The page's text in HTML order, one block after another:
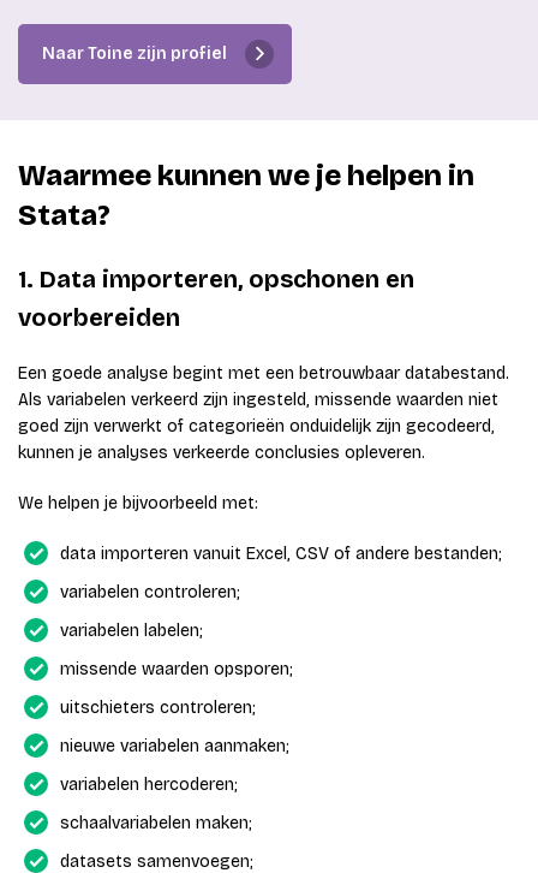
Naar Toine zijn profiel
Waarmee kunnen we je helpen in
Stata?
1. Data importeren, opschonen en
voorbereiden
Een goede analyse begint met een betrouwbaar databestand.
Als variabelen verkeerd zijn ingesteld, missende waarden niet
goed zijn verwerkt of categorieën onduidelijk zijn gecodeerd,
kunnen je analyses verkeerde conclusies opleveren.
We helpen je bijvoorbeeld met:
data importeren vanuit Excel, CSV of andere bestanden;
variabelen controleren;
variabelen labelen;
missende waarden opsporen;
uitschieters controleren;
nieuwe variabelen aanmaken;
variabelen hercoderen;
schaalvariabelen maken;
datasets samenvoegen;